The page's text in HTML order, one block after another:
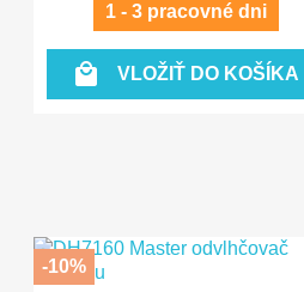
1 - 3 pracovné dni
 VLOŽIŤ DO KOŠÍKA
-10%